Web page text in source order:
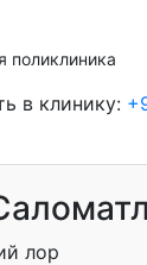
поликлиника
в клинику:
лор